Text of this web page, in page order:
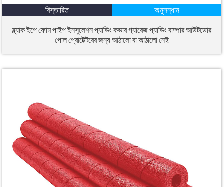
বিস্তারিত অনুসন্ধান
ব্ল্যাক ইপে ফোম পাইপ ইনসুলেশন প্যাডিং কভার গ্যারেজ প্যাডিং বাম্পার আউটডোর
পোল প্রোটেক্টরের জন্য আঠালো বা আঠালো নেই